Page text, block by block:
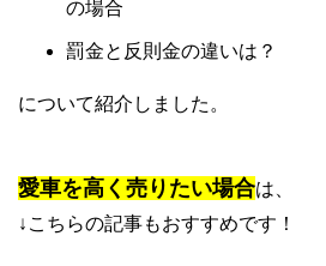
の場合
罰金と反則金の違いは？
について紹介しました。
愛車を高く売りたい場合は、
↓こちらの記事もおすすめです！